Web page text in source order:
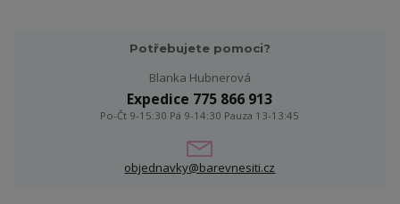
Potřebujete pomoci?
Blanka Hubnerová
Expedice 775 866 913
Po-Čt 9-15:30 Pá 9-14:30 Pauza 13-13:45
objednavky@barevnesiti.cz